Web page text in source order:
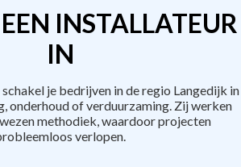
INSTALLATEUR
IN
je bedrijven in de regio Langedijk in
onderhoud of verduurzaming. Zij werken
methodiek, waardoor projecten
verlopen.